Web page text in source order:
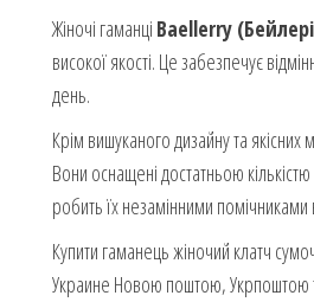
Жіночі гаманці Baellerry
високої якості. Це забезпечує
день.
Крім вишуканого дизайну та якісних
Вони оснащені достатньою
робить їх незамінними
Купити гаманець жіночий клатч
Украине Новою поштою, Укрпоштою